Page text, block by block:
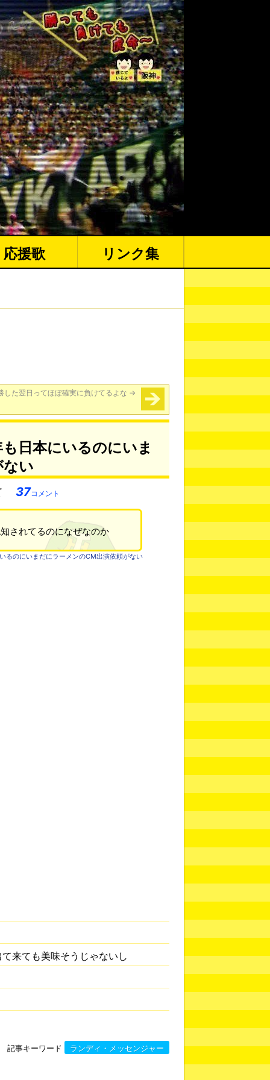
応援歌 リンク集
した翌日ってほぼ確実に負けてるよな →
日本にいるのにいま
い
37コメント
されてるのになぜなのか
るのにいまだにラーメンのCM出演依頼がない
来ても美味そうじゃないし
記事キーワード ランディ・メッセンジャー